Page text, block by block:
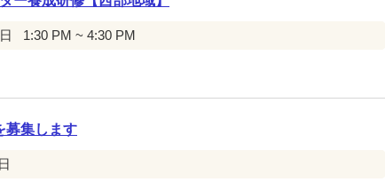
1:30 PM ~ 4:30 PM
募集します